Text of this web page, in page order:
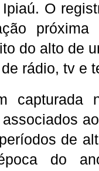
O
do alto de
rádio, tv e
capturada
de
do